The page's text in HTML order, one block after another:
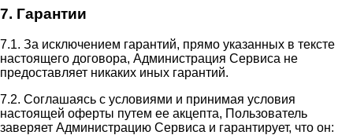
7. Гарантии
7.1. За исключением гарантий, прямо указанных в тексте
настоящего договора, Администрация Сервиса не
предоставляет никаких иных гарантий.
7.2. Соглашаясь с условиями и принимая условия
настоящей оферты путем ее акцепта, Пользователь
заверяет Администрацию Сервиса и гарантирует, что он: